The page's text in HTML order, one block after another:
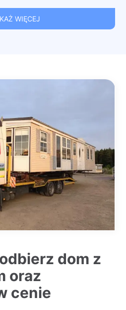
WIĘCEJ
dom z
oraz
cenie